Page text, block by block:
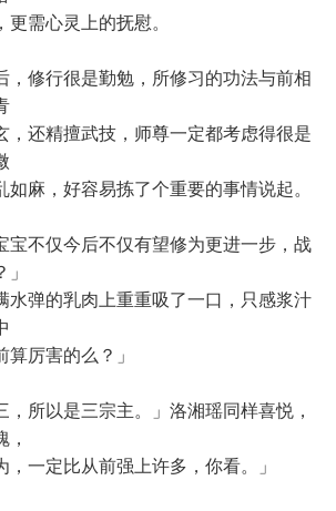
需心灵上的抚慰。
修行很是勤勉，所修习的功法与前相
，还精擅武技，师尊一定都考虑得很是
如麻，好容易拣了个重要的事情说起。
不仅今后不仅有望修为更进一步，战
水弹的乳肉上重重吸了一口，只感浆汁
厉害的么？」
所以是三宗主。」洛湘瑶同样喜悦，
一定比从前强上许多，你看。」